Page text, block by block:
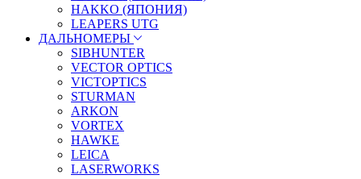
HAKKO (ЯПОНИЯ)
LEAPERS UTG
ДАЛЬНОМЕРЫ
SIBHUNTER
VECTOR OPTICS
VICTOPTICS
STURMAN
ARKON
VORTEX
HAWKE
LEICA
LASERWORKS